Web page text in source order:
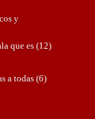
y
que es(12)
a todas(6)